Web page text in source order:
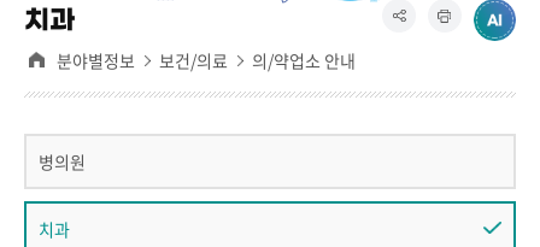
치과
분야별정보 보건/의료 의/약업소 안내
병의원
치과